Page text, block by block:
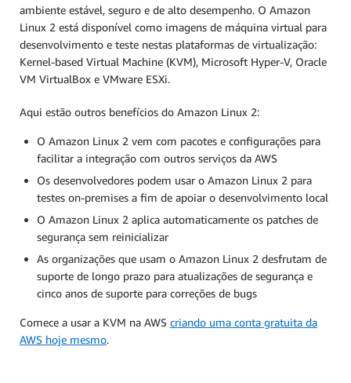
ambiente estável, seguro e de alto desempenho. O Amazon
Linux 2 está disponível como imagens de máquina virtual para
desenvolvimento e teste nestas plataformas de virtualização:
Kernel-based Virtual Machine (KVM), Microsoft Hyper-V, Oracle
VM VirtualBox e VMware ESXi.
Aqui estão outros benefícios do Amazon Linux 2:
O Amazon Linux 2 vem com pacotes e configurações para
facilitar a integração com outros serviços da AWS
Os desenvolvedores podem usar o Amazon Linux 2 para
testes on-premises a fim de apoiar o desenvolvimento local
O Amazon Linux 2 aplica automaticamente os patches de
segurança sem reinicializar
As organizações que usam o Amazon Linux 2 desfrutam de
suporte de longo prazo para atualizações de segurança e
cinco anos de suporte para correções de bugs
Comece a usar a KVM na AWS criando uma conta gratuita da
AWS hoje mesmo.